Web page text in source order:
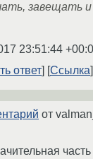
завещать
23:51:44
ответ
Ссылка
от